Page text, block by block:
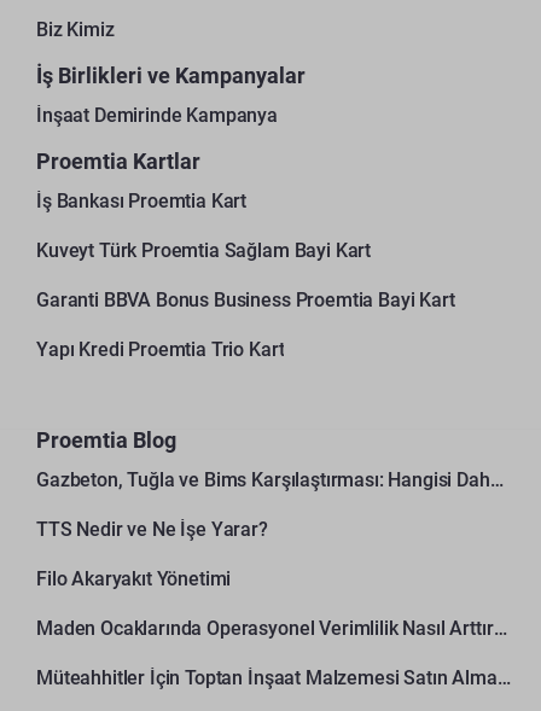
Biz Kimiz
İş Birlikleri ve Kampanyalar
İnşaat Demirinde Kampanya
Proemtia Kartlar
İş Bankası Proemtia Kart
Kuveyt Türk Proemtia Sağlam Bayi Kart
Garanti BBVA Bonus Business Proemtia Bayi Kart
Yapı Kredi Proemtia Trio Kart
Proemtia Blog
Gazbeton, Tuğla ve Bims Karşılaştırması: Hangisi Daha Avantajlı?
TTS Nedir ve Ne İşe Yarar?
Filo Akaryakıt Yönetimi
Maden Ocaklarında Operasyonel Verimlilik Nasıl Arttırılır?
Müteahhitler İçin Toptan İnşaat Malzemesi Satın Alma Rehberi